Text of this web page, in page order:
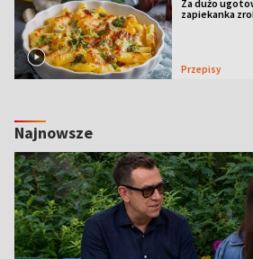
Za dużo
zapiekanka
Przepisy
Najnowsze